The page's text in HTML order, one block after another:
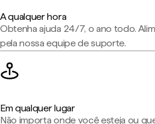
A qualquer hora
Obtenha ajuda 24/7, o ano todo.
pela nossa equipe de suporte.
Em qualquer lugar
Não importa onde você esteja ou